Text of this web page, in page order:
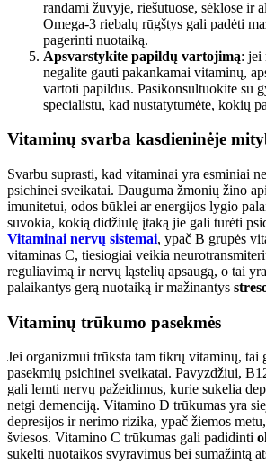
randami žuvyje, riešutuose, sėklose ir
Omega-3 riebalų rūgštys gali padėti
pagerinti nuotaiką.
Apsvarstykite papildų vartojimą: jei
negalite gauti pakankamai vitaminų,
vartoti papildus. Pasikonsultuokite su
specialistu, kad nustatytumėte, kokių
Vitaminų svarba kasdieninėje
Svarbu suprasti, kad vitaminai yra esminiai
psichinei sveikatai. Dauguma žmonių žino
imunitetui, odos būklei ar energijos lygio
suvokia, kokią didžiulę įtaką jie gali turėti
Vitaminai nervų sistemai, ypač B grupės
vitaminas C, tiesiogiai veikia
reguliavimą ir nervų ląstelių apsaugą, o tai
palaikantys gerą nuotaiką ir mažinantys
Vitaminų trūkumo pasekmės
Jei organizmui trūksta tam tikrų vitaminų, tai
pasekmių psichinei sveikatai. Pavyzdžiui,
gali lemti nervų pažeidimus, kurie sukelia
netgi demenciją. Vitamino D trūkumas yra
depresijos ir nerimo rizika, ypač žiemos
šviesos. Vitamino C trūkumas gali padidinti
sukelti nuotaikos svyravimus bei sumažintą